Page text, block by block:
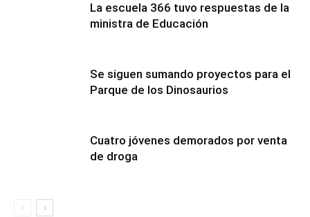
La escuela 366 tuvo respuestas de la
ministra de Educación
Se siguen sumando proyectos para el
Parque de los Dinosaurios
Cuatro jóvenes demorados por venta
de droga